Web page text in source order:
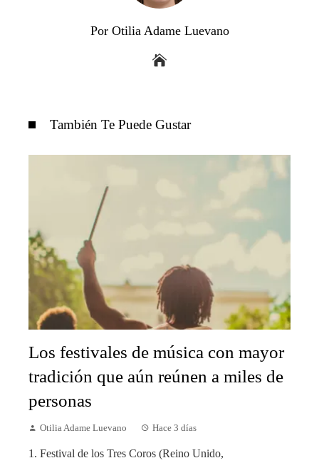
Por Otilia Adame Luevano
También Te Puede Gustar
Los festivales de música con mayor
tradición que aún reúnen a miles de
personas
Otilia Adame Luevano Hace 3 días
1. Festival de los Tres Coros (Reino Unido,